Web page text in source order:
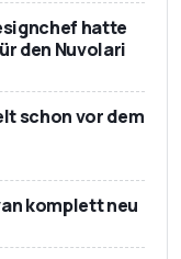
hatte
den Nuvolari
schon vor dem
komplett neu